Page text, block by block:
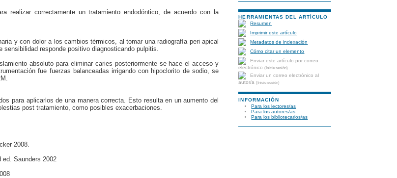
HERRAMIENTAS DEL ARTÍCULO
Resumen
Imprimir este artículo
Metadatos de indexación
Cómo citar un elemento
Enviar este artículo por correo
electrónico(Inicie sesión)
Enviar un correo electrónico al
autor/a(Inicie sesión)
INFORMACIÓN
Para los lectores/as
Para los autores/as
Para los bibliotecarios/as
realizar correctamente un tratamiento endodóntico, de acuerdo con la
y con dolor a los cambios térmicos, al tomar una radiografía peri apical
responde positivo diagnosticando pulpitis.
absoluto para eliminar caries posteriormente se hace el acceso y
fue fuerzas balanceadas irrigando con hipoclorito de sodio, se
para aplicarlos de una manera correcta. Esto resulta en un aumento del
post tratamiento, como posibles exacerbaciones.
2008.
ed. Saunders 2002